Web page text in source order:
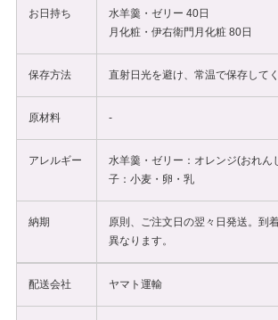
お日持ち
水羊羹・ゼリー 40日
月化粧・伊右衛門月化粧 80日
保存方法 直射日光を避け、常温で保存してく
原材料 -
アレルギー
水羊羹・ゼリー：オレンジ(おれん
子：小麦・卵・乳
納期
原則、ご注文日の翌々日発送。到
異なります。
配送会社 ヤマト運輸